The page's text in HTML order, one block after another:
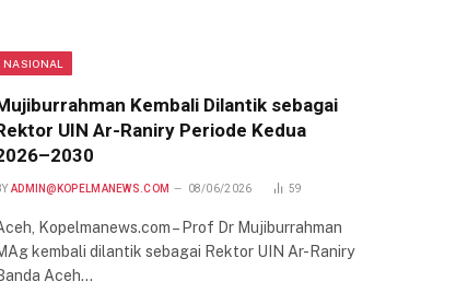
NASIONAL
Kembali Dilantik sebagai
UIN Ar-Raniry Periode Kedua
ADMIN@KOPELMANEWS.COM 08/06/2026 59
Kopelmanews.com – Prof Dr Mujiburrahman
kembali dilantik sebagai Rektor UIN Ar-Raniry
Aceh…